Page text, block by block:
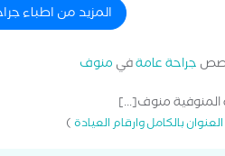
المزيد من اطباء
جراحة عامةفي منوف
المنوفية منوف[...]
بالكامل وارقام العيادة)